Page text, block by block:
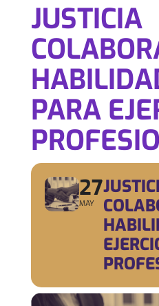
JUSTICIA
PARA
27
MAY